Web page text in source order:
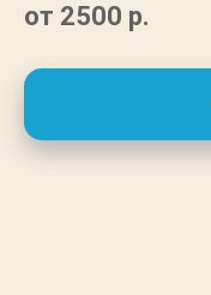
от 2500 р.